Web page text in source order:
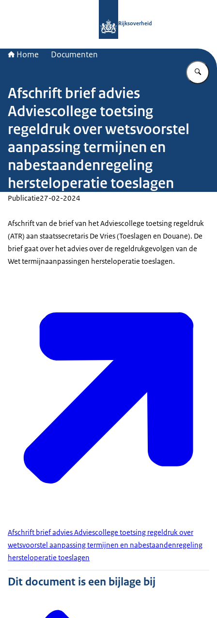
Rijksoverheid
Home Documenten
Afschrift brief advies
Adviescollege toetsing
regeldruk over wetsvoorstel
aanpassing termijnen en
nabestaandenregeling
hersteloperatie toeslagen
Publicatie27-02-2024
Afschrift van de brief van het Adviescollege toetsing regeldruk
(ATR) aan staatssecretaris De Vries (Toeslagen en Douane). De
brief gaat over het advies over de regeldrukgevolgen van de
Wet termijnaanpassingen hersteloperatie toeslagen.
Afschrift brief advies Adviescollege toetsing regeldruk over
wetsvoorstel aanpassing termijnen en nabestaandenregeling
hersteloperatie toeslagen
Dit document is een bijlage bij